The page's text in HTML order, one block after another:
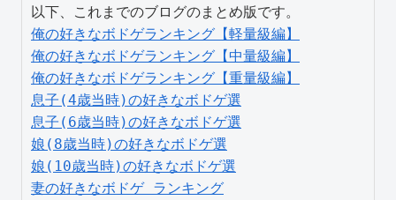
俺の好きなボドゲランキング【軽量級編】
俺の好きなボドゲランキング【中量級編】
俺の好きなボドゲランキング【重量級編】
息子(4歳当時)の好きなボドゲ選
息子(6歳当時)の好きなボドゲ選
娘(8歳当時)の好きなボドゲ選
娘(10歳当時)の好きなボドゲ選
妻の好きなボドゲ ランキング